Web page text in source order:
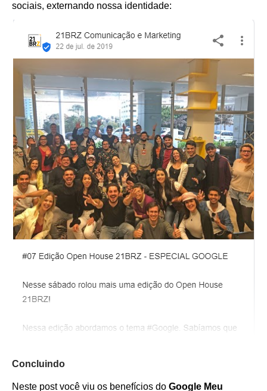
sociais, externando nossa identidade:
Concluindo
Neste post você viu os benefícios do Google Meu